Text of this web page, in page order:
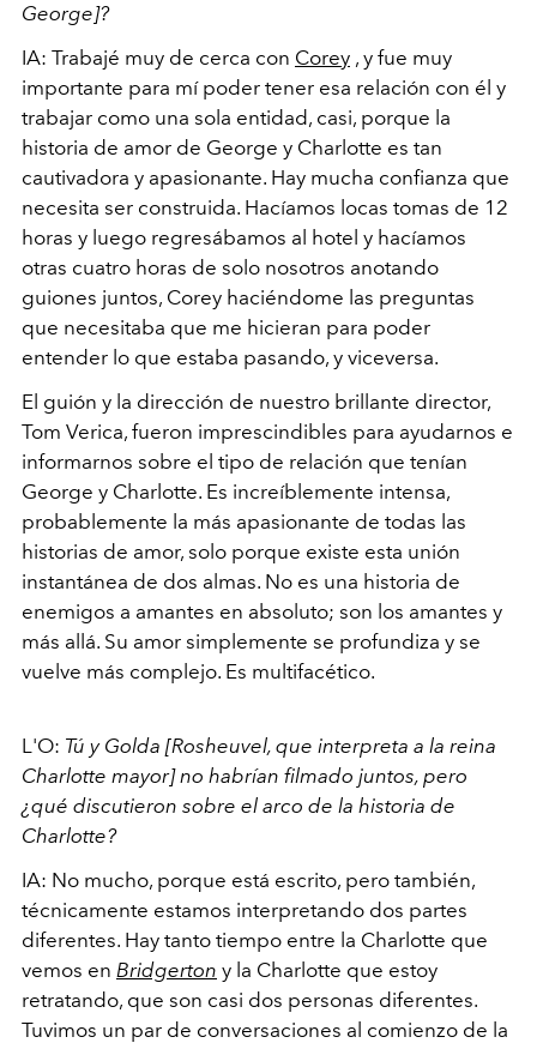
George]?
IA: Trabajé muy de cerca con Corey , y fue muy
importante para mí poder tener esa relación con él y
trabajar como una sola entidad, casi, porque la
historia de amor de George y Charlotte es tan
cautivadora y apasionante. Hay mucha confianza que
necesita ser construida. Hacíamos locas tomas de 12
horas y luego regresábamos al hotel y hacíamos
otras cuatro horas de solo nosotros anotando
guiones juntos, Corey haciéndome las preguntas
que necesitaba que me hicieran para poder
entender lo que estaba pasando, y viceversa.
El guión y la dirección de nuestro brillante director,
Tom Verica, fueron imprescindibles para ayudarnos e
informarnos sobre el tipo de relación que tenían
George y Charlotte. Es increíblemente intensa,
probablemente la más apasionante de todas las
historias de amor, solo porque existe esta unión
instantánea de dos almas. No es una historia de
enemigos a amantes en absoluto; son los amantes y
más allá. Su amor simplemente se profundiza y se
vuelve más complejo. Es multifacético.
L'O: Tú y Golda [Rosheuvel, que interpreta a la reina
Charlotte mayor] no habrían filmado juntos, pero
¿qué discutieron sobre el arco de la historia de
Charlotte?
IA: No mucho, porque está escrito, pero también,
técnicamente estamos interpretando dos partes
diferentes. Hay tanto tiempo entre la Charlotte que
vemos en Bridgerton y la Charlotte que estoy
retratando, que son casi dos personas diferentes.
Tuvimos un par de conversaciones al comienzo de la